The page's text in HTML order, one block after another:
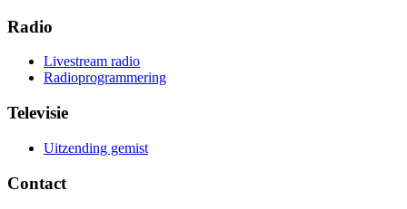
Radio
Livestream radio
Radioprogrammering
Televisie
Uitzending gemist
Contact